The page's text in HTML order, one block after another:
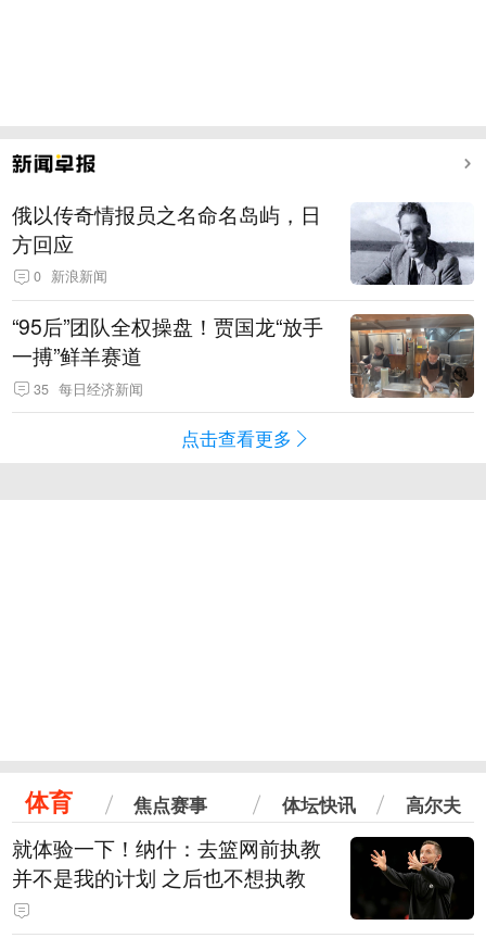
俄以传奇情报员之名命名岛屿，日
方回应
0 新浪新闻
“95后”团队全权操盘！贾国龙“放手
一搏”鲜羊赛道
35 每日经济新闻
点击查看更多
体育 焦点赛事 体坛快讯 高尔夫
就体验一下！纳什：去篮网前执教
并不是我的计划 之后也不想执教